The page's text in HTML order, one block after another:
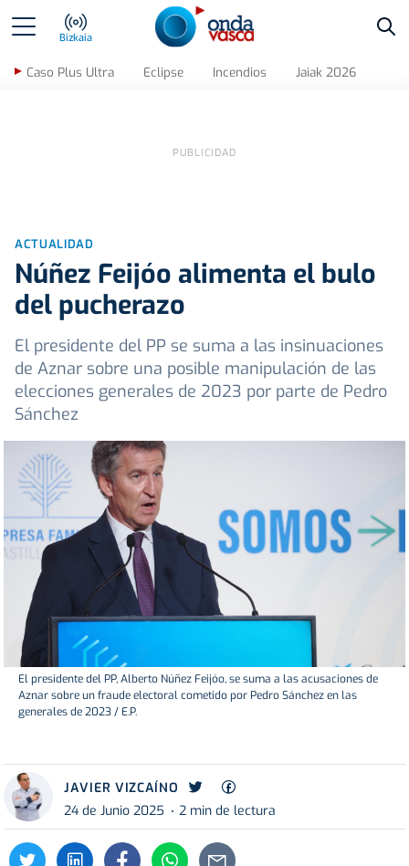
Bizkaia
Caso Plus Ultra Eclipse Incendios Jaiak 2026
ACTUALIDAD
Núñez Feijóo alimenta el bulo
del pucherazo
El presidente del PP se suma a las insinuaciones
de Aznar sobre una posible manipulación de las
elecciones generales de 2023 por parte de Pedro
Sánchez
El presidente del PP, Alberto Núñez Feijóo, se suma a las acusaciones de
Aznar sobre un fraude electoral cometido por Pedro Sánchez en las
generales de 2023 / E.P.
JAVIER VIZCAÍNO
24 de Junio 2025
2 min de lectura